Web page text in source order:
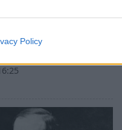
Policy
το "Επί σκοπώ